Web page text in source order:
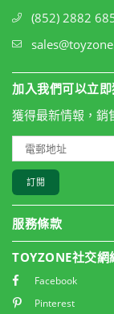
(852) 2882
加入我們可以立
獲得最新情報，銷
訂閱
服務條款
TOYZONE社交網
Facebook
Pinterest